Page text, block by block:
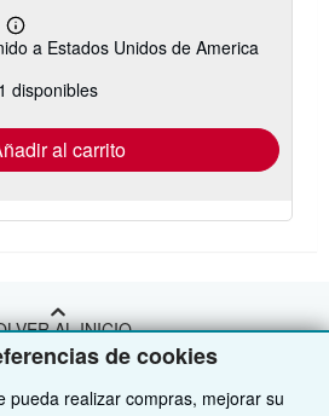
de cookies
pueda realizar compras, mejorar su
Más
información
las
tarifas
envío
a Estados Unidos de America
disponibles
al carrito
AL INICIO